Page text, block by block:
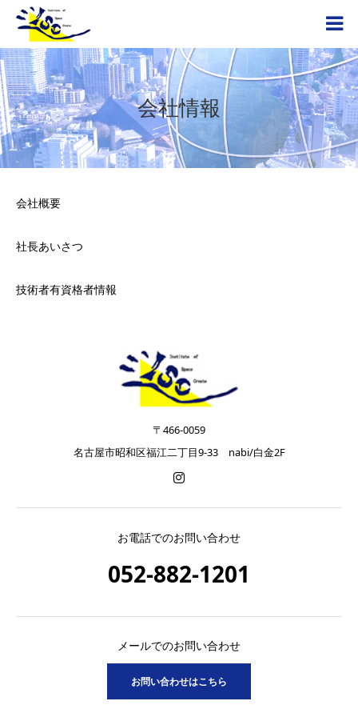
会社情報
会社概要
社長あいさつ
技術者有資格者情報
〒466-0059
名古屋市昭和区福江二丁目9-33 nabi/白金2F
お電話でのお問い合わせ
052-882-1201
メールでのお問い合わせ
お問い合わせはこちら